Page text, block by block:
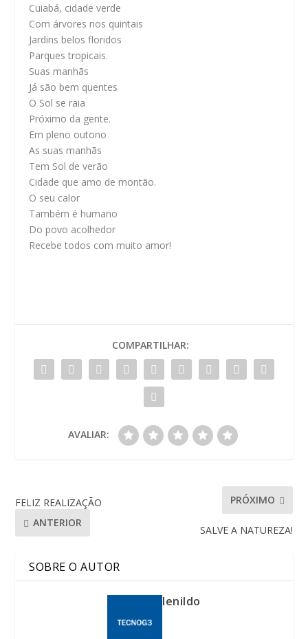
Cuiabá, cidade verde
Com árvores nos quintais
Jardins belos floridos
Parques tropicais.
Suas manhãs
Já são bem quentes
O Sol se raia
Próximo da gente.
Em pleno outono
As suas manhãs
Tem Sol de verão
Cidade que amo de montão.
O seu calor
Também é humano
Do povo acolhedor
Recebe todos com muito amor!
COMPARTILHAR:
AVALIAR:
FELIZ REALIZAÇÃO
ANTERIOR
PRÓXIMO
SALVE A NATUREZA!
SOBRE O AUTOR
lenildo